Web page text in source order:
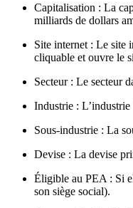
Capitalisation : La
milliards de dollars
Site internet : Le site
cliquable et ouvre le
Secteur : Le secteur
Industrie :
Sous-industrie : La
Devise : La devise
Éligible au PEA : Si
son siège social).